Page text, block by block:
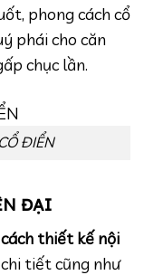
phong cách cổ
phái cho căn
chục lần.
ĐIỂN
ĐẠI
thiết kế nội
tiết cũng như